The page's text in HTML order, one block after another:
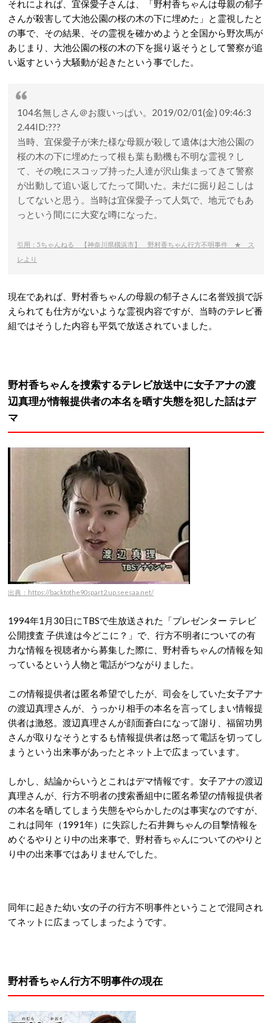
それによれば、宜保愛子さんは、「野村香ちゃんは母親の郁子
さんが殺害して大池公園の桜の木の下に埋めた」と霊視したと
の事で、その結果、その霊視を確かめようと全国から野次馬が
あじまり、大池公園の桜の木の下を掘り返そうとして警察が追
い返すという大騒動が起きたという事でした。
104名無しさん＠お腹いっぱい。 2019/02/01(金) 09:46:3
2.44ID:???
当時、宜保愛子が来た様な母親が殺して遺体は大池公園の
桜の木の下に埋めたって根も葉も動機も不明な霊視？し
て、その晩にスコップ持った人達が沢山集まってきて警察
が出動して追い返してたって聞いた。未だに掘り起こしは
してないと思う。当時は宜保愛子って人気で、地元でもあ
っという間にに大変な噂になった。
引用：5ちゃんねる 【神奈川県橫浜市】 野村香ちゃん行方不明事件 ★ ス
レより
現在であれば、野村香ちゃんの母親の郁子さんに名誉毀損で訴
えられても仕方がないような霊視内容ですが、当時のテレビ番
組ではそうした内容も平気で放送されていました。
野村香ちゃんを捜索するテレビ放送中に女子アナの渡
辺真理が情報提供者の本名を晒す失態を犯した話はデ
マ
出典：https://backtothe90spart2.up.seesaa.net/
1994年1月30日にTBSで生放送された「プレゼンター テレビ
公開捜査 子供達は今どこに？」で、行方不明者についての有
力な情報を視聴者から募集した際に、野村香ちゃんの情報を知
っているという人物と電話がつながりました。
この情報提供者は匿名希望でしたが、司会をしていた女子アナ
の渡辺真理さんが、うっかり相手の本名を言ってしまい情報提
供者は激怒。渡辺真理さんが顔面蒼白になって謝り、福留功男
さんが取りなそうとするも情報提供者は怒って電話を切ってし
まうという出来事があったとネット上で広まっています。
しかし、結論からいうとこれはデマ情報です。女子アナの渡辺
真理さんが、行方不明者の捜索番組中に匿名希望の情報提供者
の本名を晒してしまう失態をやらかしたのは事実なのですが、
これは同年（1991年）に失踪した石井舞ちゃんの目撃情報を
めぐるやりとり中の出来事で、野村香ちゃんについてのやりと
り中の出来事ではありませんでした。
同年に起きた幼い女の子の行方不明事件ということで混同され
てネットに広まってしまったようです。
野村香ちゃん行方不明事件の現在